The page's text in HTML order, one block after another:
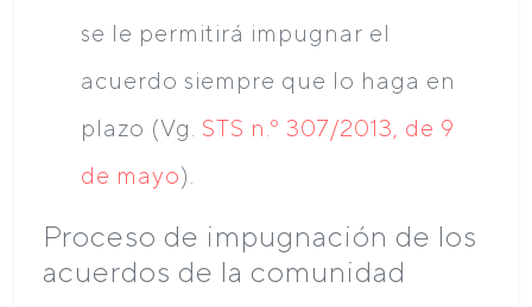
se le permitirá impugnar el
acuerdo siempre que lo haga en
plazo (Vg. STS n.º 307/2013, de 9
de mayo).
Proceso de impugnación de los
acuerdos de la comunidad